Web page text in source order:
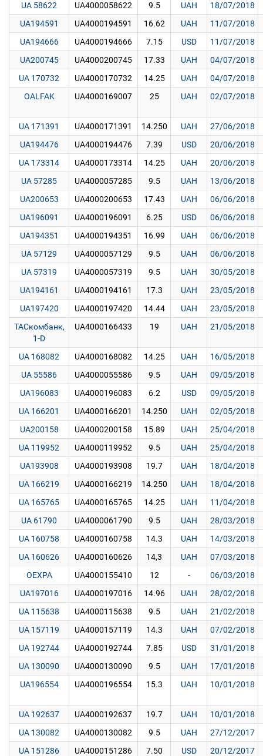
UA 58622
UA4000058622 9.5 UAH
18/07/2018
UA194591
UA4000194591 16.62 UAH
11/07/2018
UA194666
UA4000194666 7.15 USD
11/07/2018
UA200745
UA4000200745 17.33 UAH
04/07/2018
UA 170732
UA4000170732 14.25 UAH
04/07/2018
OALFAK
UA4000169007 25 UAH 02/07/2018
UA 171391 UA4000171391 14.250 UAH
27/06/2018
UA194476
UA4000194476 7.39 USD
20/06/2018
UA 173314
UA4000173314 14.25 UAH
20/06/2018
UA 57285
UA4000057285 9.5 UAH
13/06/2018
UA200653
UA4000200653 17.43 UAH
06/06/2018
UA196091
UA4000196091 6.25 USD
06/06/2018
UA194351
UA4000194351 16.99 UAH
06/06/2018
UA 57129
UA4000057129 9.5 UAH
06/06/2018
UA 57319
UA4000057319 9.5 UAH
30/05/2018
UA194161
UA4000194161 17.3 UAH
23/05/2018
UA197420
UA4000197420 14.44 UAH
23/05/2018
ТАСкомбанк,
1-D
UA4000166433 19 UAH 21/05/2018
UA 168082 UA4000168082 14.25 UAH
16/05/2018
UA 55586
UA4000055586 9.5 UAH
09/05/2018
UA196083
UA4000196083 6.2 USD
09/05/2018
UA 166201
UA4000166201 14.250 UAH
02/05/2018
UA200158
UA4000200158 15.89 UAH
25/04/2018
UA 119952
UA4000119952 9.5 UAH
25/04/2018
UA193908
UA4000193908 19.7 UAH
18/04/2018
UA 166219
UA4000166219 14.250 UAH
18/04/2018
UA 165765
UA4000165765 14.25 UAH
11/04/2018
UA 61790
UA4000061790 9.5 UAH
28/03/2018
UA 160758
UA4000160758 14.3 UAH
14/03/2018
UA 160626
UA4000160626 14,3 UAH
07/03/2018
OEXPA
UA4000155410 12 -
06/03/2018
UA197016
UA4000197016 14.96 UAH
28/02/2018
UA 115638
UA4000115638 9.5 UAH
21/02/2018
UA 157119
UA4000157119 14.3 UAH
07/02/2018
UA 192744
UA4000192744 7.85 USD
31/01/2018
UA 130090
UA4000130090 9.5 UAH
17/01/2018
UA196554
UA4000196554 15.3 UAH 10/01/2018
UA 192637 UA4000192637 19.7 UAH
10/01/2018
UA 130082
UA4000130082 9.5 UAH
27/12/2017
UA 151286
UA4000151286 7.50 USD
20/12/2017